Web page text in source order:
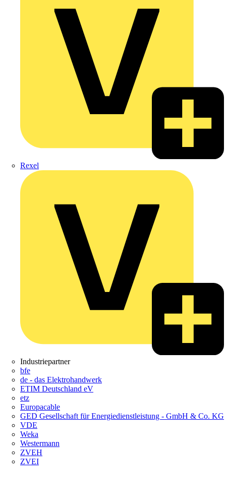
Rexel
Industriepartner
bfe
de - das Elektrohandwerk
ETIM Deutschland eV
etz
Europacable
GED Gesellschaft für Energiedienstleistung - GmbH & Co. KG
VDE
Weka
Westermann
ZVEH
ZVEI